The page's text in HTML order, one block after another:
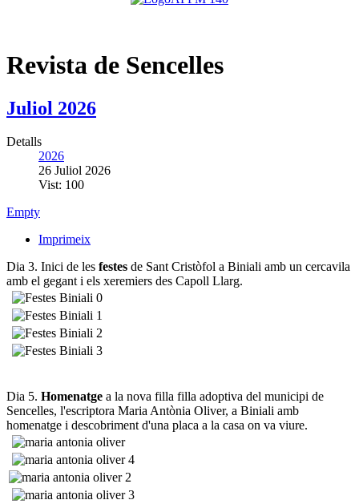
Revista de Sencelles
Juliol 2026
Detalls
2026
26 Juliol 2026
Vist: 100
Empty
Imprimeix
Dia 3. Inici de les festes de Sant Cristòfol a Biniali amb un cercavila
amb el gegant i els xeremiers des Capoll Llarg.
Dia 5. Homenatge a la nova filla filla adoptiva del municipi de
Sencelles, l'escriptora Maria Antònia Oliver, a Biniali amb
homenatge i descobriment d'una placa a la casa on va viure.